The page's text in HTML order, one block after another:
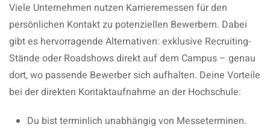
Viele Unternehmen nutzen Karrieremessen für den
persönlichen Kontakt zu potenziellen Bewerbern. Dabei
gibt es hervorragende Alternativen: exklusive Recruiting-
Stände oder Roadshows direkt auf dem Campus – genau
dort, wo passende Bewerber sich aufhalten. Deine Vorteile
bei der direkten Kontaktaufnahme an der Hochschule:
Du bist terminlich unabhängig von Messeterminen.